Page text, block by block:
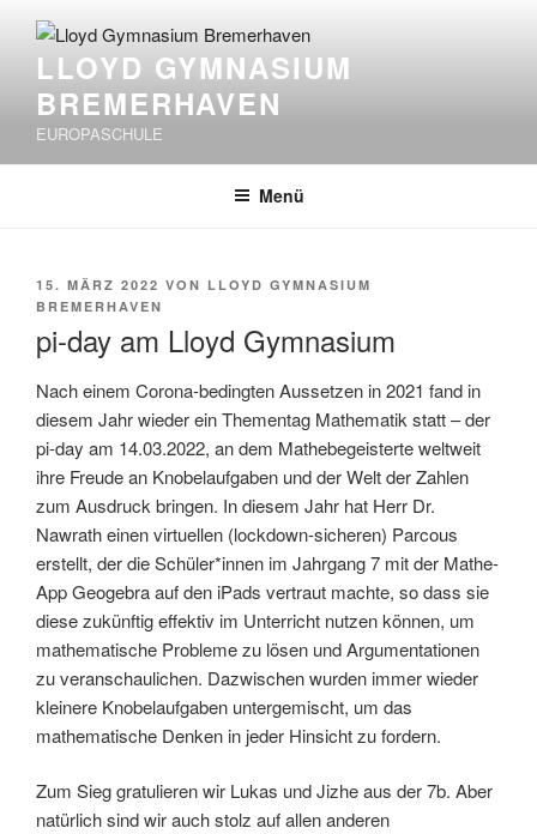
Inhalt
springenLLOYD GYMNASIUM
BREMERHAVEN
EUROPASCHULE
Menü
VERÖFFENTLICHT
AM
15. MÄRZ 2022 VON LLOYD GYMNASIUM
BREMERHAVEN
pi-day am Lloyd Gymnasium
Nach einem Corona-bedingten Aussetzen in 2021 fand in
diesem Jahr wieder ein Thementag Mathematik statt – der
pi-day am 14.03.2022, an dem Mathebegeisterte weltweit
ihre Freude an Knobelaufgaben und der Welt der Zahlen
zum Ausdruck bringen. In diesem Jahr hat Herr Dr.
Nawrath einen virtuellen (lockdown-sicheren) Parcous
erstellt, der die Schüler*innen im Jahrgang 7 mit der Mathe-
App Geogebra auf den iPads vertraut machte, so dass sie
diese zukünftig effektiv im Unterricht nutzen können, um
mathematische Probleme zu lösen und Argumentationen
zu veranschaulichen. Dazwischen wurden immer wieder
kleinere Knobelaufgaben untergemischt, um das
mathematische Denken in jeder Hinsicht zu fordern.
Zum Sieg gratulieren wir Lukas und Jizhe aus der 7b. Aber
natürlich sind wir auch stolz auf allen anderen